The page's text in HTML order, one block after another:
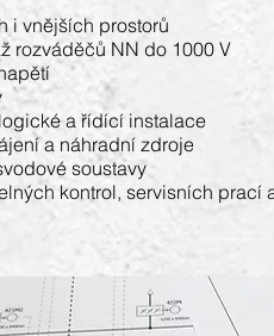
i vnějších prostorů
rozváděčů NN do 1000 V
a řídící instalace
a náhradní zdroje
soustavy
kontrol, servisních prací